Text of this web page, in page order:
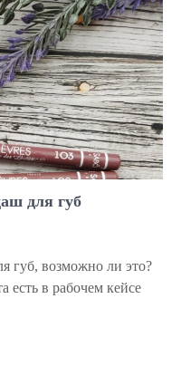
для губ
губ, возможно ли это?
есть в рабочем кейсе